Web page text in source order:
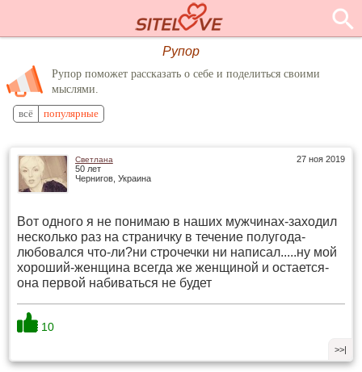
Рупор
Рупор поможет рассказать о себе и поделиться своими
мыслями.
всё популярные
27 ноя 2019
Светлана
50 лет
Чернигов, Украина
Вот одного я не понимаю в наших мужчинах-заходил
несколько раз на страничку в течение полугода-
любовался что-ли?ни строчечки ни написал.....ну мой
хороший-женщина всегда же женщиной и остается-
она первой набиваться не будет
10
>>|